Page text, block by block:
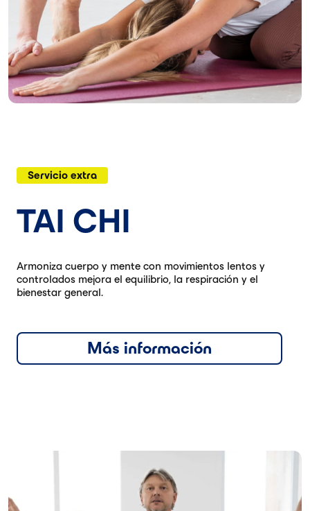
Servicio extra
TAI CHI
Armoniza cuerpo y mente con movimientos lentos y
controlados mejora el equilibrio, la respiración y el
bienestar general.
Más información